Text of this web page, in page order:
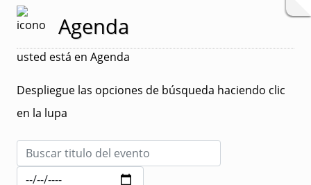
Agenda
usted está en Agenda
Despliegue las opciones de búsqueda haciendo clic
en la lupa